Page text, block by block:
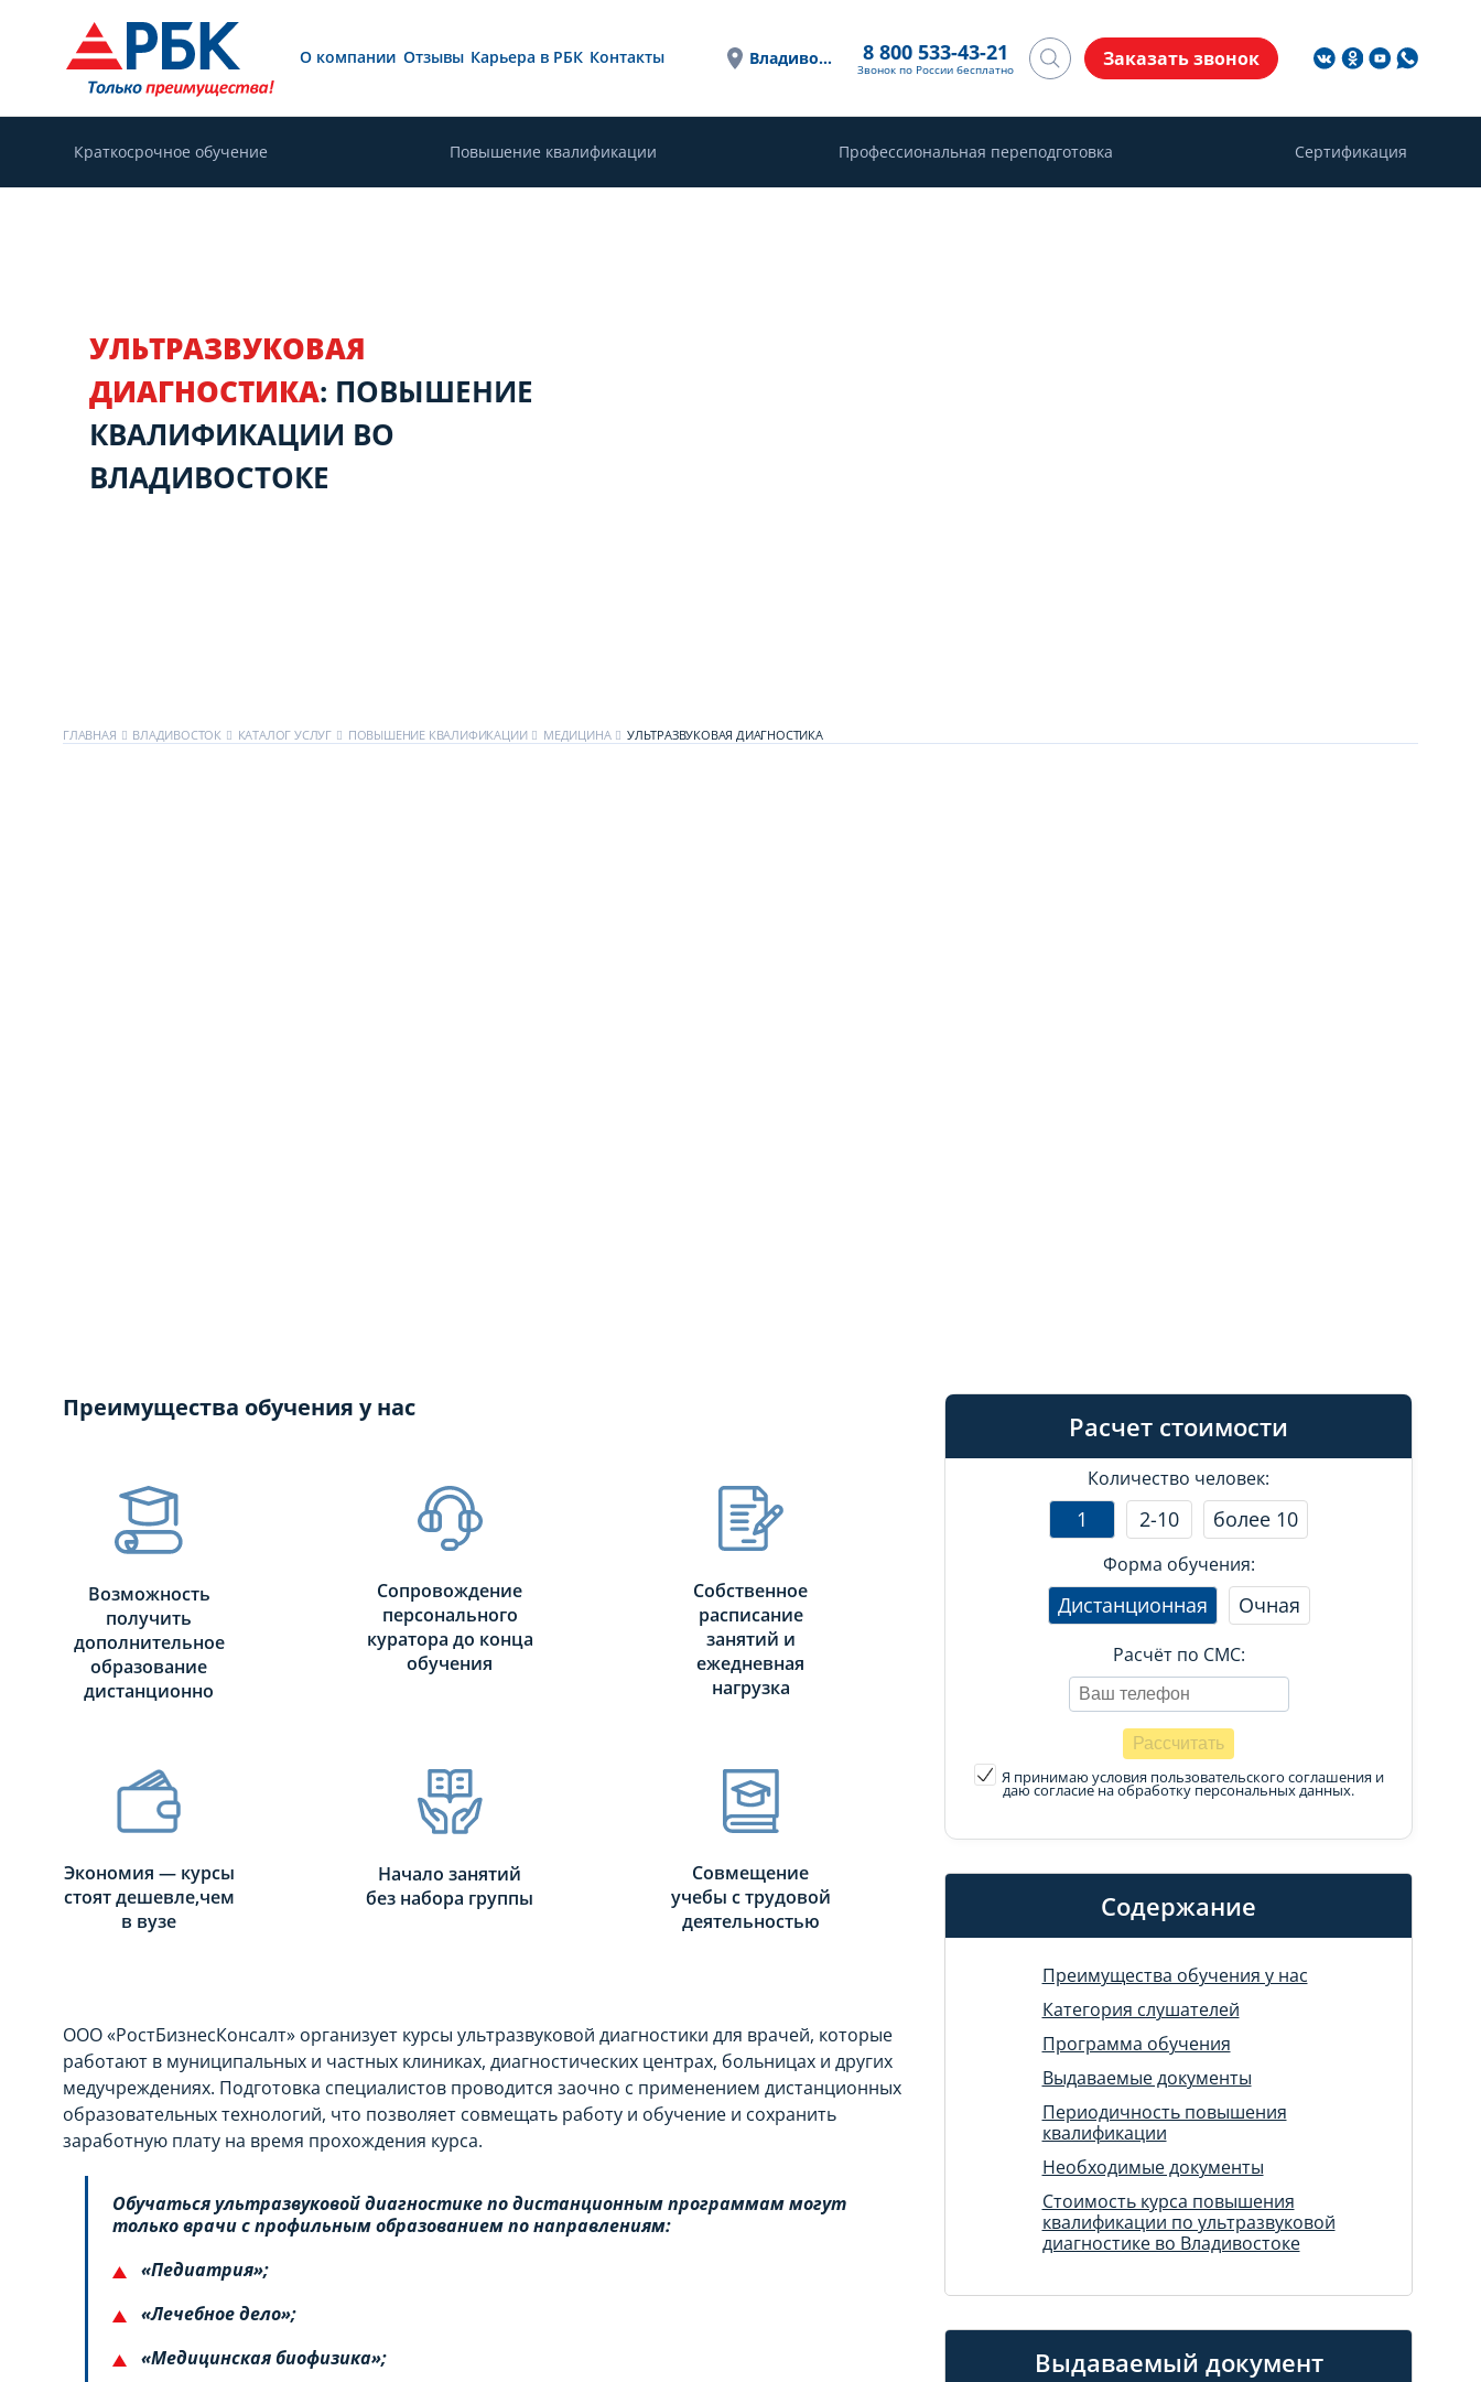
УЛЬТРАЗВУКОВАЯ
ДИАГНОСТИКА: ПОВЫШЕНИЕ
КВАЛИФИКАЦИИ ВО
ВЛАДИВОСТОКЕ
ГЛАВНАЯ ВЛАДИВОСТОК КАТАЛОГ УСЛУГ ПОВЫШЕНИЕ КВАЛИФИКАЦИИ МЕДИЦИНА УЛЬТРАЗВУКОВАЯ ДИАГНОСТИКА
Расчет стоимости
Количество человек:
1 2-10 более 10
Форма обучения:
Дистанционная Очная
Расчёт по СМС:
Я принимаю условия пользовательского соглашения и
даю согласие на обработку персональных данных.
Содержание
Преимущества обучения у нас
Категория слушателей
Программа обучения
Выдаваемые документы
Периодичность повышения
квалификации
Необходимые документы
Стоимость курса повышения
квалификации по ультразвуковой
диагностике во Владивостоке
Выдаваемый документ
Преимущества обучения у нас
Возможность
получить
дополнительное
образование
дистанционно
Сопровождение
персонального
куратора до конца
обучения
Собственное
расписание
занятий и
ежедневная
нагрузка
Экономия — курсы
стоят дешевле,чем
в вузе
Начало занятий
без набора группы
Совмещение
учебы с трудовой
деятельностью
ООО «РостБизнесКонсалт» организует курсы ультразвуковой диагностики для врачей, которые
работают в муниципальных и частных клиниках, диагностических центрах, больницах и других
медучреждениях. Подготовка специалистов проводится заочно с применением дистанционных
образовательных технологий, что позволяет совмещать работу и обучение и сохранить
заработную плату на время прохождения курса.
Обучаться ультразвуковой диагностике по дистанционным программам могут
только врачи с профильным образованием по направлениям:
«Педиатрия»;
«Лечебное дело»;
«Медицинская биофизика»;
О компании Отзывы Карьера в РБК Контакты Владивосток 8 800 533-43-21
Звонок по России бесплатно Заказать звонок
Краткосрочное обучение Повышение квалификации Профессиональная переподготовка Сертификация